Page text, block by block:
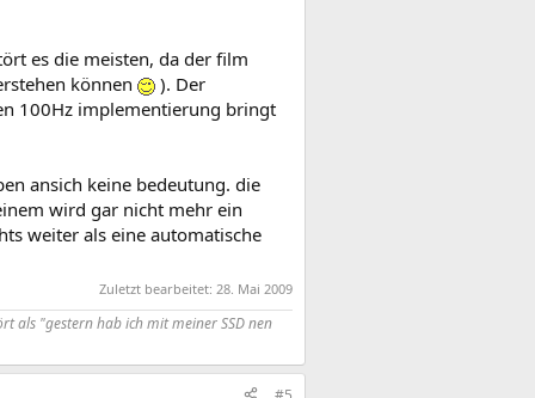
es die meisten, da der film
können
). Der
100Hz implementierung bringt
ansich keine bedeutung. die
wird gar nicht mehr ein
weiter als eine automatische
Zuletzt bearbeitet: 28. Mai 2009
als "gestern hab ich mit meiner SSD nen